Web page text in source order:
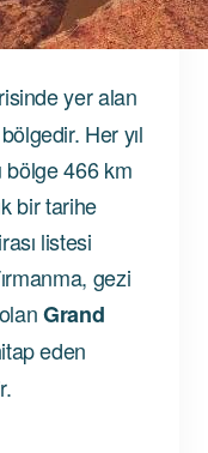
yer alan
Her yıl
bölge 466 km
bir tarihe
listesi
gezi
Grand
eden